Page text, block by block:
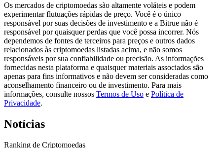
Torne-se um Trader de Cópias
Desfrute da partilha de lucros e comissões de copy trading
Os mercados de criptomoedas são altamente voláteis e podem
experimentar flutuações rápidas de preço. Você é o único
responsável por suas decisões de investimento e a Bitrue não é
responsável por quaisquer perdas que você possa incorrer. Nós
dependemos de fontes de terceiros para preços e outros dados
relacionados às criptomoedas listadas acima, e não somos
responsáveis por sua confiabilidade ou precisão. As informações
fornecidas nesta plataforma e quaisquer materiais associados são
apenas para fins informativos e não devem ser consideradas como
aconselhamento financeiro ou de investimento. Para mais
informações, consulte nossos Termos de Uso e Política de
Privacidade.
Notícias
Ranking de Criptomoedas